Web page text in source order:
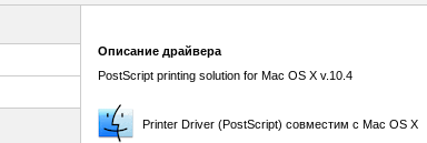
Описание драйвера
PostScript printing solution for Mac OS X v.10.4
Printer Driver (PostScript) совместим с Mac OS X